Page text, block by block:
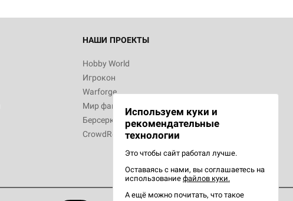
НАШИ ПРОЕКТЫ
Hobby World
Игрокон
Warforge
Мир фантастики
Берсерк
CrowdRepublic
Используем куки и
рекомендательные
технологии
Это чтобы сайт работал лучше.
Оставаясь с нами, вы соглашаетесь на
использование файлов куки.
А ещё можно почитать, что такое